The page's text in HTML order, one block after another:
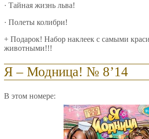
· Тайная жизнь льва!
· Полеты колибри!
+ Подарок! Набор наклеек с самыми
животными!!!
Я – Модница! № 8’14
В этом номере: